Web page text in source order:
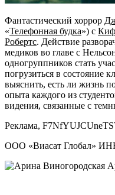
Фантастический хоррор
«Телефонная будка») с
Робертс. Действие
медиков во главе с
одногруппников стать
погрузиться в состояние
выяснить, есть ли жизнь
опыта каждого из
видения, связанные с
Реклама,
ООО «Виасат Глобал»